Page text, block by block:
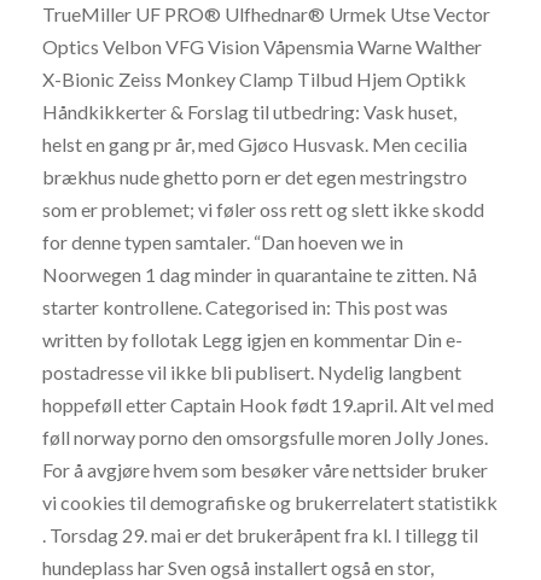
TrueMiller UF PRO® Ulfhednar® Urmek Utse Vector
Optics Velbon VFG Vision Våpensmia Warne Walther
X-Bionic Zeiss Monkey Clamp Tilbud Hjem Optikk
Håndkikkerter & Forslag til utbedring: Vask huset,
helst en gang pr år, med Gjøco Husvask. Men cecilia
brækhus nude ghetto porn er det egen mestringstro
som er problemet; vi føler oss rett og slett ikke skodd
for denne typen samtaler. “Dan hoeven we in
Noorwegen 1 dag minder in quarantaine te zitten. Nå
starter kontrollene. Categorised in: This post was
written by follotak Legg igjen en kommentar Din e-
postadresse vil ikke bli publisert. Nydelig langbent
hoppeføll etter Captain Hook født 19.april. Alt vel med
føll norway porno den omsorgsfulle moren Jolly Jones.
For å avgjøre hvem som besøker våre nettsider bruker
vi cookies til demografiske og brukerrelatert statistikk
. Torsdag 29. mai er det brukeråpent fra kl. I tillegg til
hundeplass har Sven også installert også en stor,